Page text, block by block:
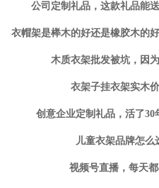
公司定制礼品，这款礼品能
衣帽架是榉木的好还是橡胶木的
木质衣架批发被坑，因
衣架子挂衣架实木
创意企业定制礼品，活了
儿童衣架品牌怎么
视频号直播，每天